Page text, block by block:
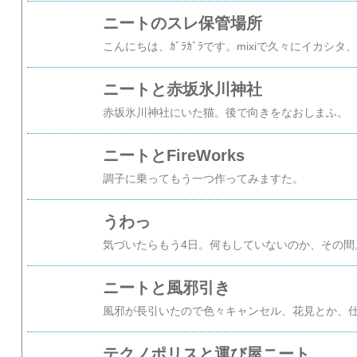
ニートのスレ保管場所
ニートと赤坂氷川神社
赤坂氷川神社にいた猫。後で向きをなおしまふ。
ニートとFireWorks
調子に乗ってもう一つ作ってみますた。
うわっ
気づいたらもう4日。何もしていないのか、その間
ニートと風邪引き